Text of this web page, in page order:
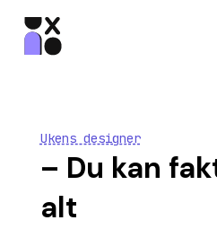
Ukens designer
– Du kan
alt